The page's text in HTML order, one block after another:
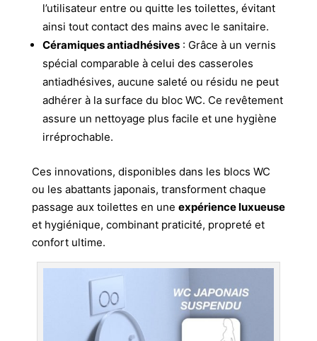
l’utilisateur entre ou quitte les toilettes, évitant
ainsi tout contact des mains avec le sanitaire.
Céramiques antiadhésives: Grâce à un vernis
spécial comparable à celui des casseroles
antiadhésives, aucune saleté ou résidu ne peut
adhérer à la surface du bloc WC. Ce revêtement
assure un nettoyage plus facile et une hygiène
irréprochable.
Ces innovations, disponibles dans les blocs WC
ou les abattants japonais, transforment chaque
passage aux toilettes en une expérience luxueuse
et hygiénique, combinant praticité, propreté et
confort ultime.